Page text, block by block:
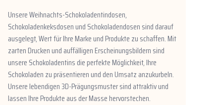
Unsere Weihnachts-Schokoladentindosen,
Schokoladenkeksdosen und Schokoladendosen sind darauf
ausgelegt, Wert für Ihre Marke und Produkte zu schaffen. Mit
zarten Drucken und auffälligen Erscheinungsbildern sind
unsere Schokoladentins die perfekte Möglichkeit, Ihre
Schokoladen zu präsentieren und den Umsatz anzukurbeln.
Unsere lebendigen 3D-Prägungsmuster sind attraktiv und
lassen Ihre Produkte aus der Masse hervorstechen.